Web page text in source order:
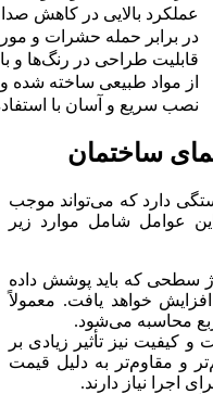
عملکرد بالایی در کاهش
در برابر حمله حشرات و
قابلیت طراحی در رنگ‌ها و
از مواد طبیعی ساخته شده
نصب سریع و آسان با
ساختمان
دارد که می‌تواند موجب
عوامل شامل موارد زیر
سطحی که باید پوشش داده
خواهد یافت. معمولاً
محاسبه می‌شود.
کیفیت نیز تأثیر زیادی بر
و مقاوم‌تر به دلیل قیمت
اجرا نیاز دارند.